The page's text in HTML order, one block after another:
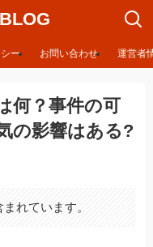
ー お問い合わせ 運営者
何？事件の可
の影響はある?
れています。